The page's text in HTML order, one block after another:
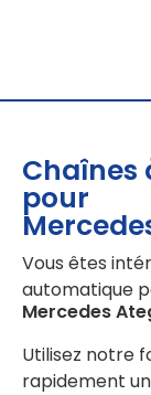
Chaînes
pour
Vous êtes
automatique
Mercedes
Utilisez notre
rapidement